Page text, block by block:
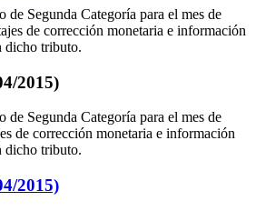
de Segunda Categoría para el mes de
de corrección monetaria e información
dicho tributo.
2015)
de Segunda Categoría para el mes de
de corrección monetaria e información
dicho tributo.
2015)